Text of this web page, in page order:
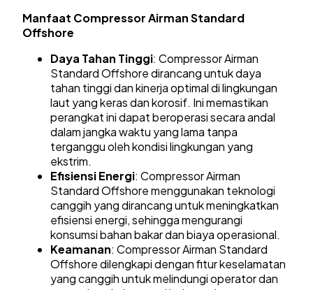
Manfaat Compressor Airman Standard
Offshore
Daya Tahan Tinggi: Compressor Airman
Standard Offshore dirancang untuk daya
tahan tinggi dan kinerja optimal di lingkungan
laut yang keras dan korosif. Ini memastikan
perangkat ini dapat beroperasi secara andal
dalam jangka waktu yang lama tanpa
terganggu oleh kondisi lingkungan yang
ekstrim.
Efisiensi Energi: Compressor Airman
Standard Offshore menggunakan teknologi
canggih yang dirancang untuk meningkatkan
efisiensi energi, sehingga mengurangi
konsumsi bahan bakar dan biaya operasional.
Keamanan: Compressor Airman Standard
Offshore dilengkapi dengan fitur keselamatan
yang canggih untuk melindungi operator dan